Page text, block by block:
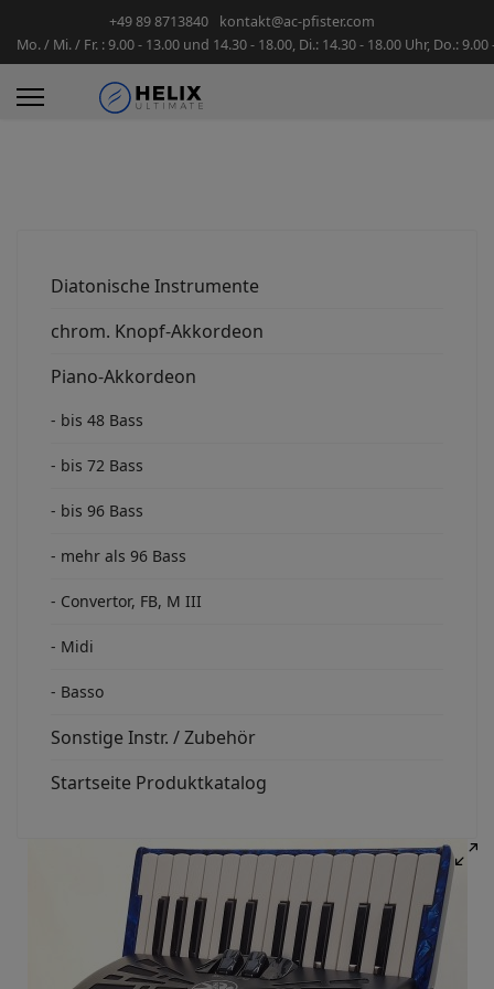
+49 89 8713840
kontakt@ac-pfister.com
Mo. / Mi. / Fr. : 9.00 - 13.00 und 14.30 - 18.00, Di.: 14.30 - 18.00 Uhr, Do.:
Diatonische Instrumente
chrom. Knopf-Akkordeon
Piano-Akkordeon
- bis 48 Bass
- bis 72 Bass
- bis 96 Bass
- mehr als 96 Bass
- Convertor, FB, M III
- Midi
- Basso
Sonstige Instr. / Zubehör
Startseite Produktkatalog